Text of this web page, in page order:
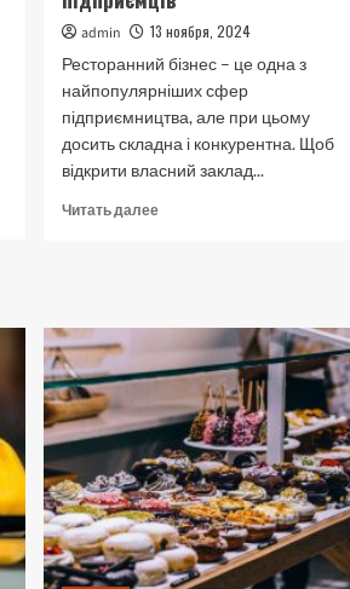
admin
13 ноября, 2024
Ресторанний бізнес – це одна з
найпопулярніших сфер
підприємництва, але при цьому
досить складна і конкурентна. Щоб
відкрити власний заклад...
Читать далееПрочитать
Покроковий
для
підприємців